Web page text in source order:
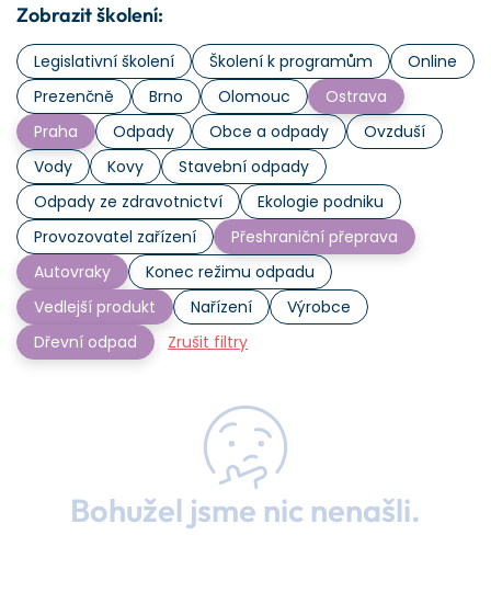
Zobrazit školení:
Legislativní školení Školení k programům
Online
Prezenčně
Brno Olomouc
Ostrava
Praha
Odpady Obce a odpady
Ovzduší
Vody
Kovy
Stavební odpady
Odpady ze zdravotnictví
Ekologie podniku
Provozovatel zařízení
Přeshraniční přeprava
Autovraky
Konec režimu odpadu
Vedlejší produkt
Nařízení
Výrobce
Dřevní odpad
Zrušit filtry
Bohužel jsme nic nenašli.